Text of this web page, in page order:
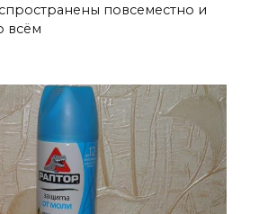
повсеместно и
всём